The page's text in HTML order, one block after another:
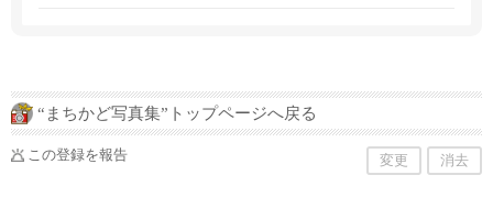
“まちかど写真集”トップページへ戻る
この登録を報告 変更 消去